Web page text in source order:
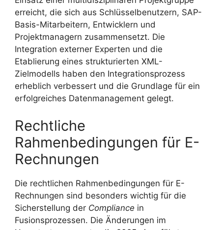
erreicht, die sich aus Schlüsselbenutzern, SAP-
Basis-Mitarbeitern, Entwicklern und
Projektmanagern zusammensetzt. Die
Integration externer Experten und die
Etablierung eines strukturierten XML-
Zielmodells haben den Integrationsprozess
erheblich verbessert und die Grundlage für ein
erfolgreiches Datenmanagement gelegt.
Rechtliche
Rahmenbedingungen für E-
Rechnungen
Die rechtlichen Rahmenbedingungen für E-
Rechnungen sind besonders wichtig für die
Sicherstellung der Compliance in
Fusionsprozessen. Die Änderungen im